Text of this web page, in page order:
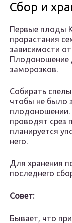
Сбор и
Первые плоды
прорастания
зависимости
Плодоношение
заморозков.
Собирать
чтобы не было
плодоношении.
проводят срез
планируется
него.
Для хранения
последнего
Совет:
Бывает, что